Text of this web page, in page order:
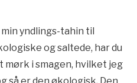
yndlings-tahin til
og saltede, har du
mørk i smagen, hvilket jeg